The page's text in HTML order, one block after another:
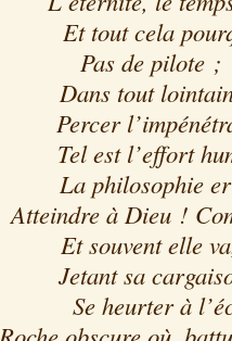
Et tout cela
Pas de pilote
Dans tout
Percer
Tel est l’effort
La philosophie
Atteindre à Dieu !
Et souvent elle
Jetant sa
Se heurter à